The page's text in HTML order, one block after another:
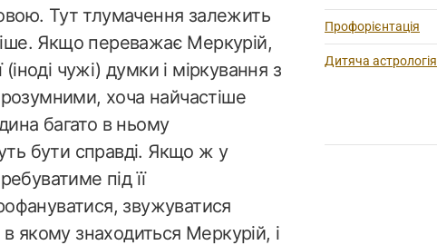
Тут тлумачення залежить
Якщо переважає Меркурій,
чужі) думки і міркування з
хоча найчастіше
багато в ньому
бути справді. Якщо ж у
під її
звужуватися
якому знаходиться Меркурій, і
Профорієнтація
Дитяча астрологія